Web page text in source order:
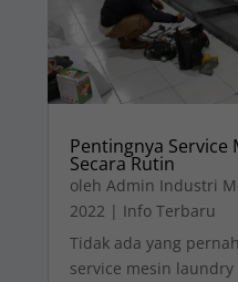
Pentingnya Service
Secara Rutin
olehAdmin Industri
2022 | Info Terbaru
Tidak ada yang
service mesin